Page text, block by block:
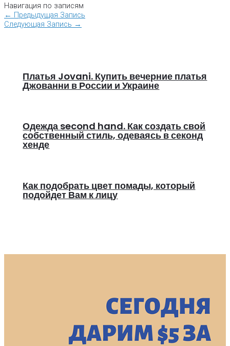
Навигация по записям
← Предыдущая Запись
Следующая Запись →
Платья Jovani. Купить вечерние платья
Джованни в России и Украине
Одежда second hand. Как создать свой
собственный стиль, одеваясь в секонд
хенде
Как подобрать цвет помады, который
подойдет Вам к лицу